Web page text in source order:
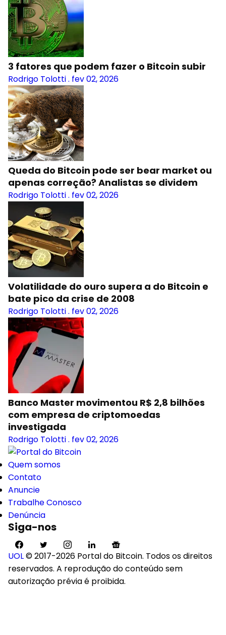
3 fatores que podem fazer o Bitcoin subir
Rodrigo Tolotti. fev 02, 2026
Queda do Bitcoin pode ser bear market ou
apenas correção? Analistas se dividem
Rodrigo Tolotti. fev 02, 2026
Volatilidade do ouro supera a do Bitcoin e
bate pico da crise de 2008
Rodrigo Tolotti. fev 02, 2026
Banco Master movimentou R$ 2,8 bilhões
com empresa de criptomoedas
investigada
Rodrigo Tolotti. fev 02, 2026
Quem somos
Contato
Anuncie
Trabalhe Conosco
Denúncia
Siga-nos
UOL© 2017-2026 Portal do Bitcoin. Todos os direitos
reservados. A reprodução do conteúdo sem
autorização prévia é proibida.